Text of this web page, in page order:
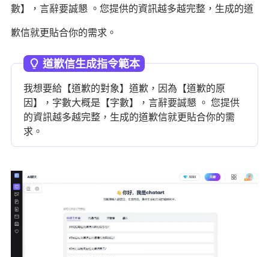
數】，言辭要誠懇 。您提供的資訊越多越完整，生成的道
歉信就更貼合你的需求。
道歉信生成指令範本
我想要給【道歉的對象】道歉，因為【道歉的原
因】，字數大概是【字數】，言辭要誠懇 。 您提供
的資訊越多越完整，生成的道歉信就更貼合你的需
求。